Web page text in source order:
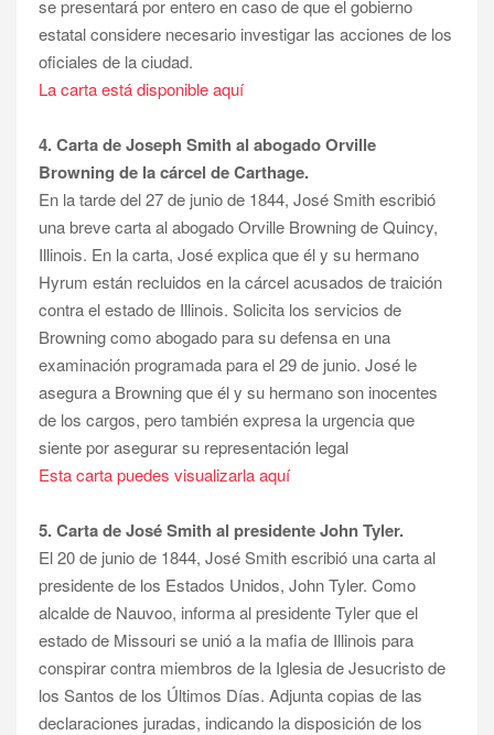
se presentará por entero en caso de que el gobierno
estatal considere necesario investigar las acciones de los
oficiales de la ciudad.
La carta está disponible aquí
4. Carta de Joseph Smith al abogado Orville
Browning de la cárcel de Carthage.
En la tarde del 27 de junio de 1844, José Smith escribió
una breve carta al abogado Orville Browning de Quincy,
Illinois. En la carta, José explica que él y su hermano
Hyrum están recluidos en la cárcel acusados ​​de traición
contra el estado de Illinois. Solicita los servicios de
Browning como abogado para su defensa en una
examinación programada para el 29 de junio. José le
asegura a Browning que él y su hermano son inocentes
de los cargos, pero también expresa la urgencia que
siente por asegurar su representación legal
Esta carta puedes visualizarla aquí
5. Carta de José Smith al presidente John Tyler.
El 20 de junio de 1844, José Smith escribió una carta al
presidente de los Estados Unidos, John Tyler. Como
alcalde de Nauvoo, informa al presidente Tyler que el
estado de Missouri se unió a la mafia de Illinois para
conspirar contra miembros de la Iglesia de Jesucristo de
los Santos de los Últimos Días. Adjunta copias de las
declaraciones juradas, indicando la disposición de los